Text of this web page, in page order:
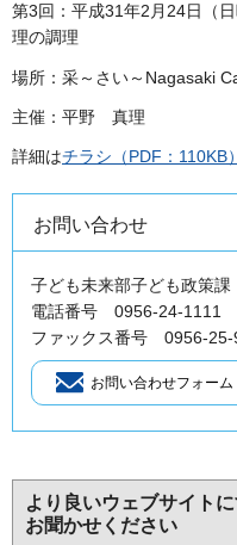
第3回：平成31年2月24日（
理の調理
場所：采～さい～Nagasaki
主催：平野 真理
詳細はチラシ（PDF：110KB）
お問い合わせ
子ども未来部子ども政策課
電話番号 0956-24-1111
ファックス番号 0956-25-
より良いウェブサイト
お聞かせください